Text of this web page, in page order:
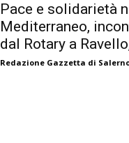
Pace e solidarietà
Mediterraneo,
dal Rotary a
Redazione Gazzetta di